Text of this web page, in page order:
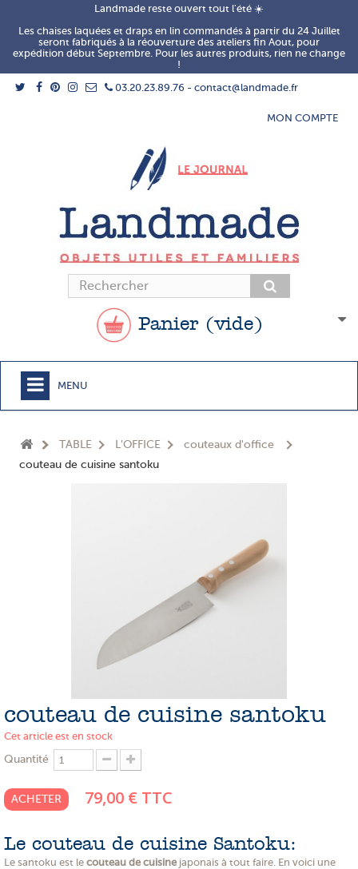
Landmade reste ouvert tout l'été ☀️
Les chaises laquées et draps en lin commandés à partir du 24 Juillet
seront fabriqués à la réouverture des ateliers fin Aout, pour
expédition début Septembre. Pour les autres produits, rien ne change
!
03.20.23.89.76 - contact@landmade.fr
MON COMPTE
Panier (vide)
MENU
NOUVEAUTÉS
PROMOTIONS
NOS MATIERES
NOS ARTISANS
SLOW E-SHOP
TABLE L'OFFICE
couteaux d'office
couteau de cuisine santoku
couteau de cuisine santoku
Cet article est en stock
Quantité
ACHETER 79,00 € TTC
Le couteau de cuisine Santoku:
Le santoku est le couteau de cuisine japonais à tout faire. En voici une